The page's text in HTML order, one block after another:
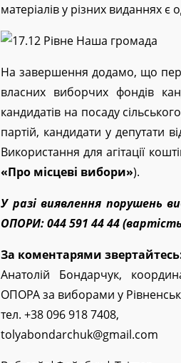
матеріалів у різних виданнях
На завершення додамо, що
власних виборчих фондів
кандидатів на посаду
партій, кандидати у депутати
Використання для агітації
«Про місцеві вибори»).
У разі виявлення порушень
ОПОРИ: 044 591 44 44
За коментарями
Анатолій Бондарчук,
ОПОРА за виборами у
тел. +38 096 918 7408,
tolyabondarchuk@gmail.com